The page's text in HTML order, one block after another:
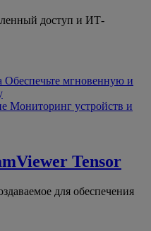
доступ и ИТ-
Обеспечьте мгновенную и
Мониторинг устройств и
Tensor
для обеспечения